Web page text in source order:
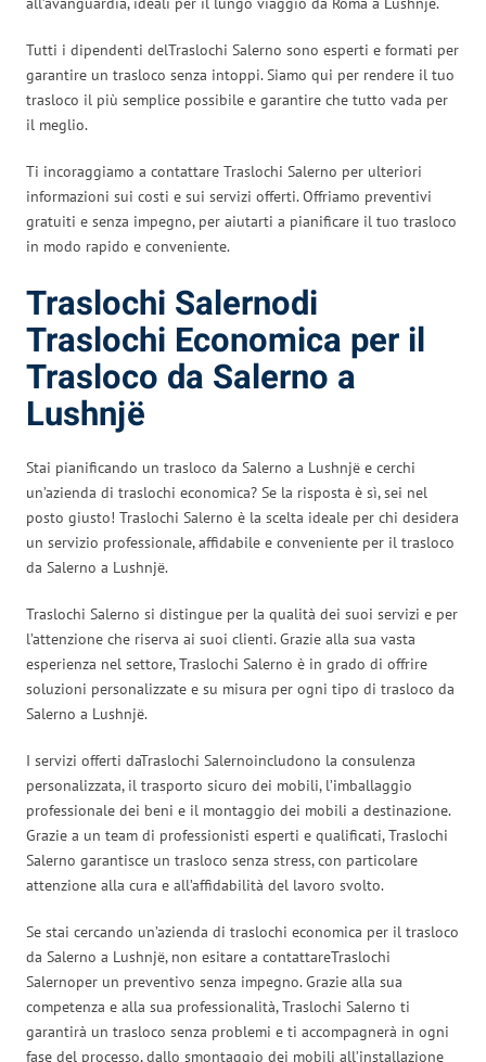
Tutti i dipendenti delTraslochi Salerno sono esperti e formati per
garantire un trasloco senza intoppi. Siamo qui per rendere il tuo
trasloco il più semplice possibile e garantire che tutto vada per
il meglio.
Ti incoraggiamo a contattare Traslochi Salerno per ulteriori
informazioni sui costi e sui servizi offerti. Offriamo preventivi
gratuiti e senza impegno, per aiutarti a pianificare il tuo trasloco
in modo rapido e conveniente.
Traslochi Salernodi
Traslochi Economica per il
Trasloco da Salerno a
Lushnjë
Stai pianificando un trasloco da Salerno a Lushnjë e cerchi
un’azienda di traslochi economica? Se la risposta è sì, sei nel
posto giusto! Traslochi Salerno è la scelta ideale per chi desidera
un servizio professionale, affidabile e conveniente per il trasloco
da Salerno a Lushnjë.
Traslochi Salerno si distingue per la qualità dei suoi servizi e per
l’attenzione che riserva ai suoi clienti. Grazie alla sua vasta
esperienza nel settore, Traslochi Salerno è in grado di offrire
soluzioni personalizzate e su misura per ogni tipo di trasloco da
Salerno a Lushnjë.
I servizi offerti daTraslochi Salernoincludono la consulenza
personalizzata, il trasporto sicuro dei mobili, l’imballaggio
professionale dei beni e il montaggio dei mobili a destinazione.
Grazie a un team di professionisti esperti e qualificati, Traslochi
Salerno garantisce un trasloco senza stress, con particolare
attenzione alla cura e all’affidabilità del lavoro svolto.
Se stai cercando un’azienda di traslochi economica per il trasloco
da Salerno a Lushnjë, non esitare a contattareTraslochi
Salernoper un preventivo senza impegno. Grazie alla sua
competenza e alla sua professionalità, Traslochi Salerno ti
garantirà un trasloco senza problemi e ti accompagnerà in ogni
fase del processo, dallo smontaggio dei mobili all’installazione